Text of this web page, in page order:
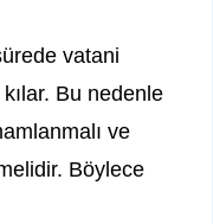
vatani
Bu nedenle
ve
Böylece